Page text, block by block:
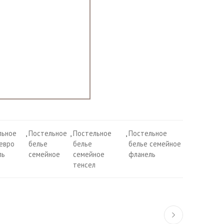
,Постельное
белье
семейное
,Постельное
белье
семейное
тенсел
,Постельное
белье семейное
фланель